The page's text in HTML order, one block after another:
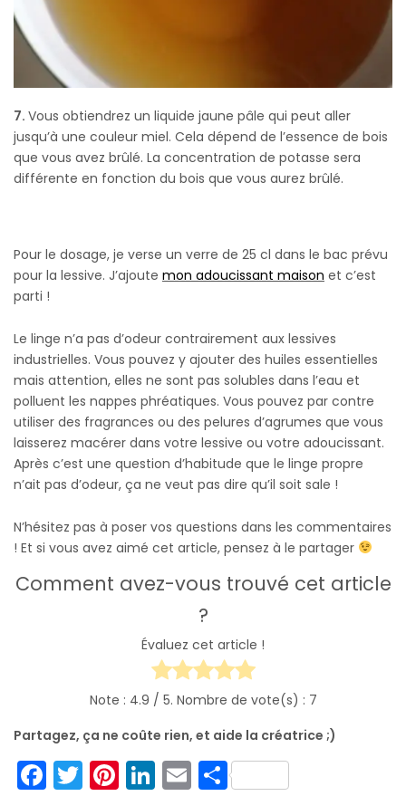
7. Vous obtiendrez un liquide jaune pâle qui peut aller
jusqu’à une couleur miel. Cela dépend de l’essence de bois
que vous avez brûlé. La concentration de potasse sera
différente en fonction du bois que vous aurez brûlé.
Pour le dosage, je verse un verre de 25 cl dans le bac prévu
pour la lessive. J’ajoute mon adoucissant maison et c’est
parti !
Le linge n’a pas d’odeur contrairement aux lessives
industrielles. Vous pouvez y ajouter des huiles essentielles
mais attention, elles ne sont pas solubles dans l’eau et
polluent les nappes phréatiques. Vous pouvez par contre
utiliser des fragrances ou des pelures d’agrumes que vous
laisserez macérer dans votre lessive ou votre adoucissant.
Après c’est une question d’habitude que le linge propre
n’ait pas d’odeur, ça ne veut pas dire qu’il soit sale !
N’hésitez pas à poser vos questions dans les commentaires
! Et si vous avez aimé cet article, pensez à le partager
Comment avez-vous trouvé cet article
?
Évaluez cet article !
Note : 4.9 / 5. Nombre de vote(s) : 7
Partagez, ça ne coûte rien, et aide la créatrice ;)
F T Pi Li E P